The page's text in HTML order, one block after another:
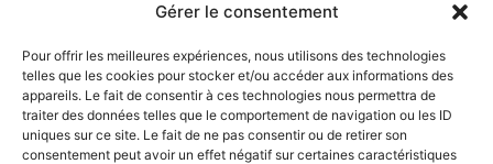
Gérer le consentement
Pour offrir les meilleures expériences, nous utilisons des technologies
telles que les cookies pour stocker et/ou accéder aux informations des
appareils. Le fait de consentir à ces technologies nous permettra de
traiter des données telles que le comportement de navigation ou les ID
uniques sur ce site. Le fait de ne pas consentir ou de retirer son
consentement peut avoir un effet négatif sur certaines caractéristiques
traçage « TousAntiCovid »).
L’homme libre de ses décisions et de ses actes doit être
prêt à en assumer toutes les conséquences vis-à-vis de
lui-même et d’autrui.
Ainsi, on peut laisser aux gens la liberté de ne pas se
faire vacciner. Mais alors, s’ils contractent la Covid 19